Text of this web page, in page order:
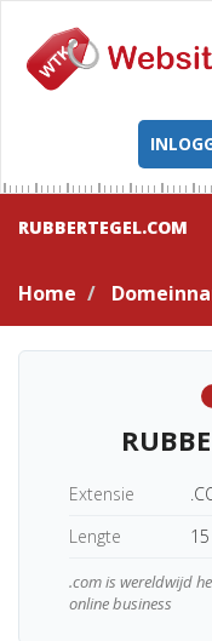
RUBBERTEGEL.COM
Home
Extensie
Lengte
.com is wereldwijd
online business